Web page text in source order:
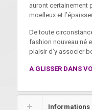
auront certainement
moelleux et
De toute
fashion nouveau né
plaisir d’y associer
A GLISSER DANS
Informations